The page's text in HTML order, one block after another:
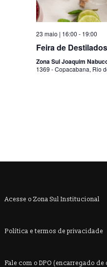
23 maio | 16:00 - 19:00
Feira de Destilados
Zona Sul Joaquim
1369 - Copacabana, Rio
Acesse o Zona Sul Institucional
Política e termos de privacidade
Fale com o DPO (encarregado de